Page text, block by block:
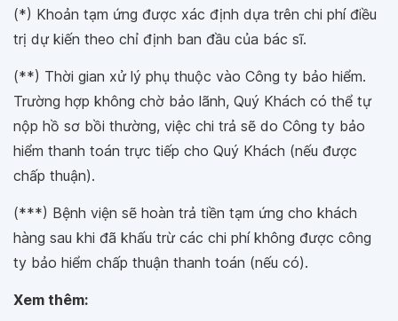
(*) Khoản tạm ứng được xác định dựa trên chi phí điều
trị dự kiến theo chỉ định ban đầu của bác sĩ.
(**) Thời gian xử lý phụ thuộc vào Công ty bảo hiểm.
Trường hợp không chờ bảo lãnh, Quý Khách có thể tự
nộp hồ sơ bồi thường, việc chi trả sẽ do Công ty bảo
hiểm thanh toán trực tiếp cho Quý Khách (nếu được
chấp thuận).
(***) Bệnh viện sẽ hoàn trả tiền tạm ứng cho khách
hàng sau khi đã khấu trừ các chi phí không được công
ty bảo hiểm chấp thuận thanh toán (nếu có).
Xem thêm: